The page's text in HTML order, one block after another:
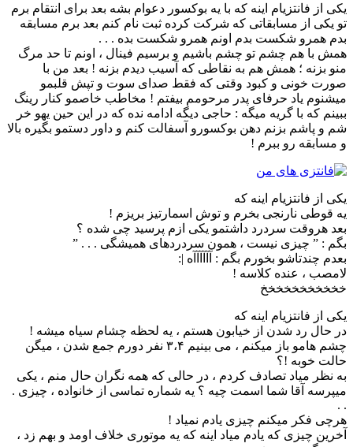
یکی از فانتزیام اینه که با یه بوکسور دعوام بشه بعد برای انتقام برم
تو یکی از مسابقاتی که شرکت کرده ثبت نام کنم بعد برم مسابقه
بدم همرو شکست بدم اونم همرو شکست بده . . .
همش با هم چشم تو چشم باشیم و برسیم فینال ، اونم تا حد مرگ
منو بزنه ؛ همش هم به نقاطی که آسیب دیدم بزنه ! بعد من با
صورت خونی و کبود وقتی که فقط صدای سوت و تپش قلبمو
میشنوم یاد حرفای پدر مرحومم بیفتم ! مخاطب خاصمو کنار رینگ
ببینم که با گریه میگه : حاجی دیگه ادامه نده که در این حین یهو خر
شم و پاشم بزنم دهن بوکسورو آسفالت کنم و داور دستمو بگیره بالا
و مسابقه رو ببرم !
ﯾﮑﯽ ﺍﺯ ﻓﺎﻧﺘﺰﯾﺎﻡ ﺍﯾﻨﻪ ﮐﻪ
ﯾﻪ ﻗﻮﻃﯽ ﻧﺎﺭﻧﺠﯽ ﺑﺨﺮﻡ ﻭ ﺗﻮﺵ ﺍﺳﻤﺎﺭﺗﯿﺰ ﺑﺮﯾﺰﻡ !
ﺑﻌﺪ ﻫﺮﻭﻗﺖ ﺳﺮﺩﺭﺩ ﺩﺍﺷﺘﻤﻮ ﯾﮑﯽ ﺍﺯﻡ ﭘﺮﺳﯿﺪ ﭼﯽ ﺷﺪﻩ ؟
ﺑﮕﻢ : ” ﭼﯿﺰﯼ ﻧﯿﺴﺖ ، ﻫﻤﻮﻥ ﺳﺮﺩﺭﺩﻫﺎﯼ ﻫﻤﯿﺸﮕﯽ . . . ”
ﺑﻌﺪﻡ ﭼﻨﺪﺗﺎﺷﻮ ﺑﺨﻮﺭﻡ ﺑﮕﻢ : ﺁﺁﺁﺁﺁﺁﻩ |:
ﻻﻣﺼﺐ ، ﻋﻨﺪﻩ ﮐﻼﺳﻪ !
خخخخخخخخخخخ
یکی از فانتزیام اینه که
در حال رد شدن از خیابون هستم ، یه لحظه چشام سیاه میشه !
چشم هامو باز میکنم ، می بینیم ۳،۴ نفر دورم جمع شدن ، میگن
حالت خوبه !؟
به نظر میاد تصادف کردم ، در حالی که همه نگران حال منم ، یکی
میپرسه آقا شما اسمت چیه ؟ یه شماره تماسی از خانواده ، چیزی .
. .
هرچی فکر میکنم چیزی یادم نمیاد !
آخرین چیزی که یادم میاد اینه که یه موتوری خلاف اومد و بهم زد ،